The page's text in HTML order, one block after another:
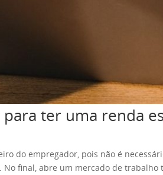
ter uma renda
do empregador, pois não é
final, abre um mercado de trabalho